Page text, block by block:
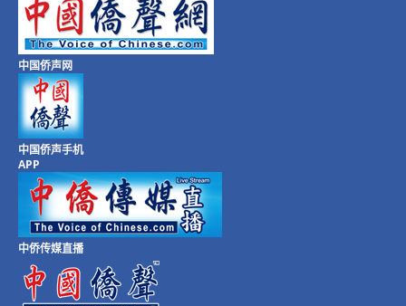
中国侨声网
中国侨声手机
APP
中侨传媒直播